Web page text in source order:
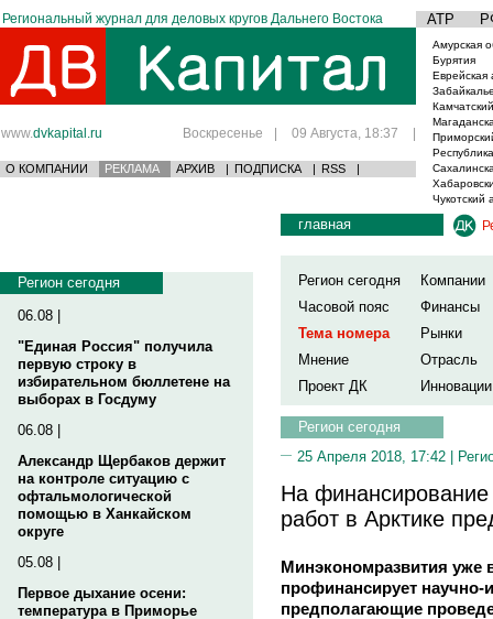
Региональный журнал для деловых кругов Дальнего Востока АТР
www.dvkapital.ru Воскресенье | 09 Августа, 18:37 |
О КОМПАНИИ РЕКЛАМА АРХИВ | ПОДПИСКА | RSS |
Амурская
Бурятия
Еврейская
Чукотский
Регион сегодня
06.08 |
"Единая Россия" получила
первую строку в
избирательном бюллетене на
выборах в Госдуму
06.08 |
Александр Щербаков держит
на контроле ситуацию с
офтальмологической
помощью в Ханкайском
округе
05.08 |
Первое дыхание осени:
температура в Приморье
главная
Регион сегодня
Компании
Часовой пояс
Финансы
Тема номера
Рынки
Мнение
Отрасль
Проект ДК
Инновации
Регион сегодня
25 Апреля 2018, 17:42 |
На финансирование
работ в Арктике
Минэкономразвития
профинансирует научно-
предполагающие